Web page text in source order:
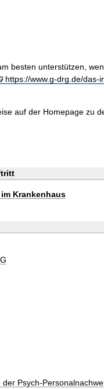
besten unterstützen,
https://www.g-drg.de/das-
auf der Homepage zu
Krankenhaus
Psych-